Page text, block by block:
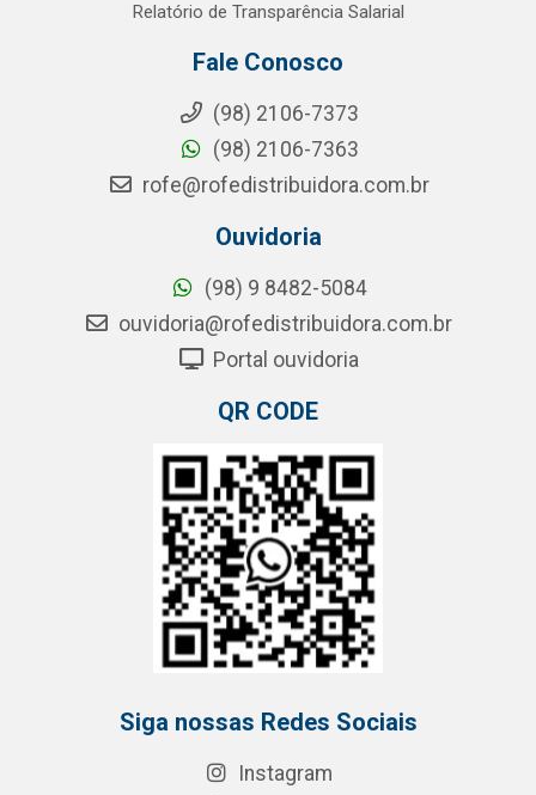
Relatório de Transparência Salarial
Fale Conosco
(98) 2106-7373
(98) 2106-7363
rofe@rofedistribuidora.com.br
Ouvidoria
(98) 9 8482-5084
ouvidoria@rofedistribuidora.com.br
Portal ouvidoria
QR CODE
Siga nossas Redes Sociais
Instagram